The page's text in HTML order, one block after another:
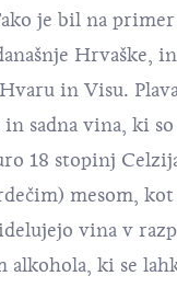
je bil na
Hrvaške,
in Visu.
sadna vina, ki
18 stopinj
mesom,
vina v
alkohola, ki se